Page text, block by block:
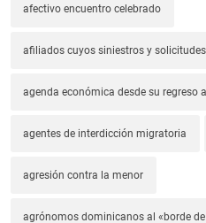
afectivo encuentro celebrado
afiliados cuyos siniestros y solicitudes
agenda económica desde su regreso
agentes de interdicción migratoria
agresión contra la menor
agrónomos dominicanos al «borde